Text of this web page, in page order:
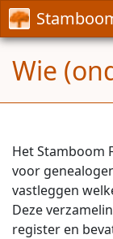
Wie
Het Stamboom
voor
vastleggen
Deze
register en